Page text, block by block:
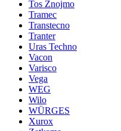
Tos Znojmo
Tramec
Transtecno
Tranter
Uras Techno
Vacon
Varisco
Vega
WEG
Wilo
WÜRGES
Xurox